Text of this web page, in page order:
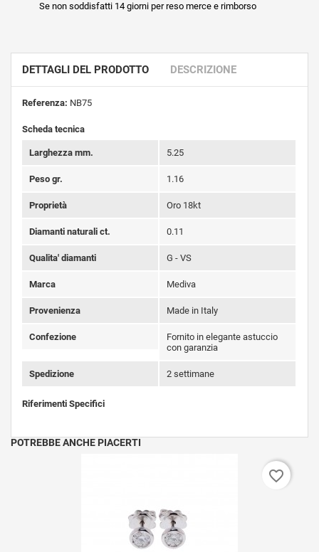
Se non soddisfatti 14 giorni per reso merce e rimborso
DETTAGLI DEL PRODOTTO DESCRIZIONE
Referenza: NB75
Scheda tecnica
Larghezza mm. 5.25
Peso gr. 1.16
Proprietà Oro 18kt
Diamanti naturali ct. 0.11
Qualita' diamanti G - VS
Marca Mediva
Provenienza Made in Italy
Confezione
Fornito in elegante astuccio
con garanzia
Spedizione 2 settimane
Riferimenti Specifici
POTREBBE ANCHE PIACERTI
favorite_border